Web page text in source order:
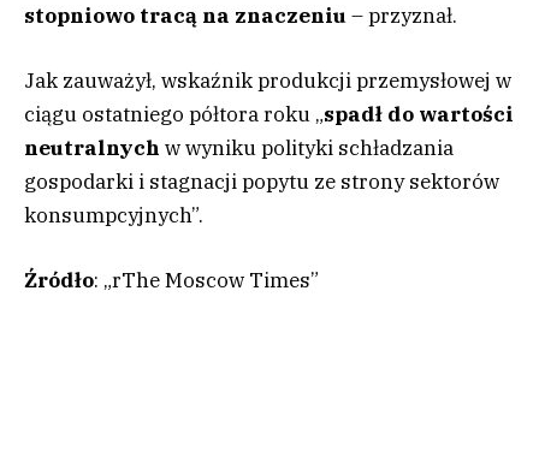
stopniowo tracą na znaczeniu– przyznał.
Jak zauważył, wskaźnik produkcji przemysłowej w
ciągu ostatniego półtora roku „spadł do wartości
neutralnych w wyniku polityki schładzania
gospodarki i stagnacji popytu ze strony sektorów
konsumpcyjnych”.
Źródło: „rThe Moscow Times”